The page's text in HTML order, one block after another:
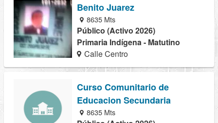
Benito Juarez
8635 Mts
Público (Activo 2026)
Primaria Indígena - Matutino
Calle Centro
Curso Comunitario de
Educacion Secundaria
8635 Mts